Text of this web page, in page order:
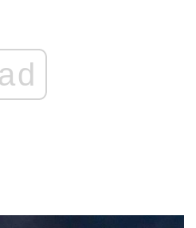
ad